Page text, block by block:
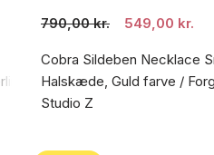
925
790,00 kr. 549,00 kr.
Cobra Sildeben Necklace
Halskæde, Guld farve /
Studio Z